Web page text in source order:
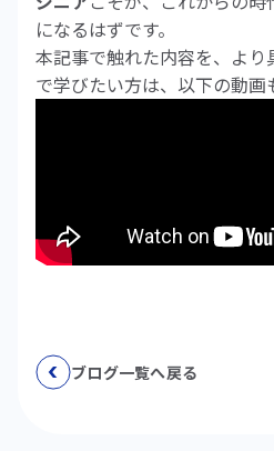
になるはずです。
本記事で触れた内容を、よ
で学びたい方は、以下の動画
ブログ一覧へ戻る